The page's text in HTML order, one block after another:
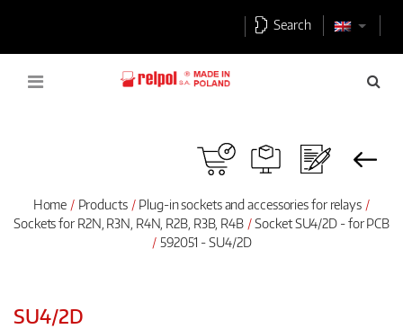
Search
Home Products
Plug-in sockets and accessories for relays
Sockets for R2N, R3N, R4N, R2B, R3B, R4B
Socket SU4/2D - for PCB
592051 - SU4/2D
SU4/2D